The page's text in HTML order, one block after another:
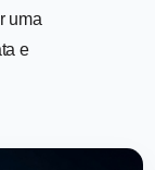
uma
e